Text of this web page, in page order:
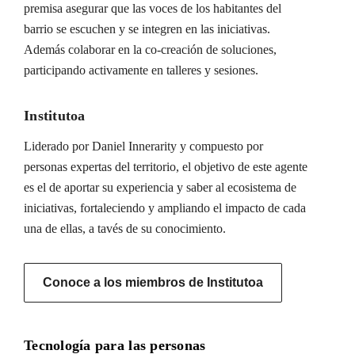
premisa asegurar que las voces de los habitantes del
barrio se escuchen y se integren en las iniciativas.
Además colaborar en la co-creación de soluciones,
participando activamente en talleres y sesiones.
Institutoa
Liderado por Daniel Innerarity y compuesto por
personas expertas del territorio, el objetivo de este agente
es el de aportar su experiencia y saber al ecosistema de
iniciativas, fortaleciendo y ampliando el impacto de cada
una de ellas, a tavés de su conocimiento.
Conoce a los miembros de Institutoa
Tecnología para las personas